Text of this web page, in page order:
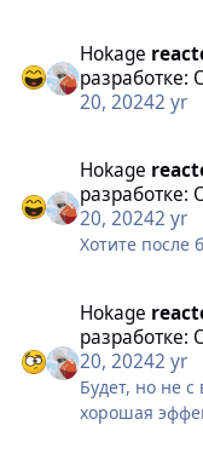
Hokage
разработке:
20, 20242 yr
Hokage
разработке:
20, 20242 yr
Хотите после
Hokage
разработке:
20, 20242 yr
Будет, но не
хорошая